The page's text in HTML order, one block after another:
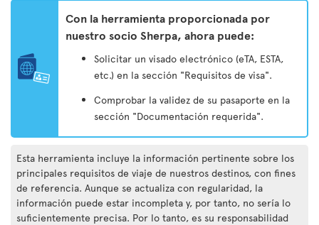
Con la herramienta proporcionada por
nuestro socio Sherpa, ahora puede:
Solicitar un visado electrónico (eTA, ESTA,
etc.) en la sección "Requisitos de visa".
Comprobar la validez de su pasaporte en la
sección "Documentación requerida".
Esta herramienta incluye la información pertinente sobre los
principales requisitos de viaje de nuestros destinos, con fines
de referencia. Aunque se actualiza con regularidad, la
información puede estar incompleta y, por tanto, no sería lo
suficientemente precisa. Por lo tanto, es su responsabilidad